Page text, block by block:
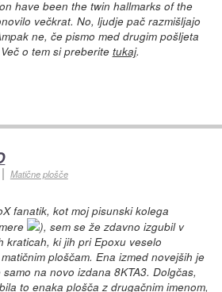
have been the twin hallmarks of the
večkrat. No, ljudje pač razmišljajo
ne, če pismo med drugim pošljeta
o tem si preberite tukaj.
Matične plošče
fanatik, kot moj pisunski kolega
), sem se že zdavno izgubil v
kraticah, ki jih pri Epoxu veselo
ploščam. Ena izmed novejših je
na novo izdana 8KTA3. Dolgčas,
to enaka plošča z drugačnim imenom,